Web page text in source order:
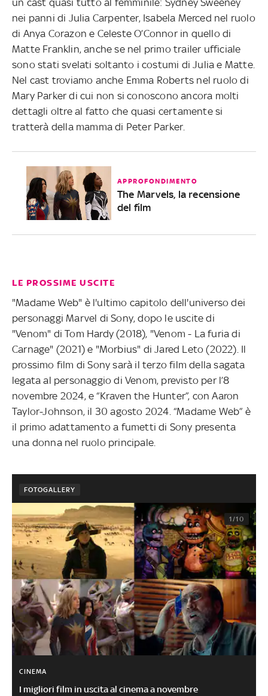
nei panni di Julia Carpenter, Isabela Merced nel ruolo
di Anya Corazon e Celeste O’Connor in quello di
Matte Franklin, anche se nel primo trailer ufficiale
sono stati svelati soltanto i costumi di Julia e Matte.
Nel cast troviamo anche Emma Roberts nel ruolo di
Mary Parker di cui non si conoscono ancora molti
dettagli oltre al fatto che quasi certamente si
tratterà della mamma di Peter Parker.
APPROFONDIMENTO
The Marvels, la recensione
del film
LE PROSSIME USCITE
"Madame Web" è l'ultimo capitolo dell'universo dei
personaggi Marvel di Sony, dopo le uscite di
"Venom" di Tom Hardy (2018), "Venom - La furia di
Carnage" (2021) e "Morbius" di Jared Leto (2022). Il
prossimo film di Sony sarà il terzo film della sagata
legata al personaggio di Venom, previsto per l’8
novembre 2024, e “Kraven the Hunter”, con Aaron
Taylor-Johnson, il 30 agosto 2024. “Madame Web” è
il primo adattamento a fumetti di Sony presenta
una donna nel ruolo principale.
FOTOGALLERY
1/10
CINEMA
I migliori film in uscita al cinema a novembre